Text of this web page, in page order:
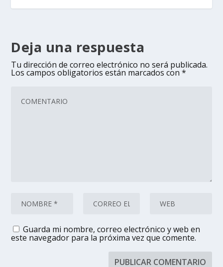
Deja una respuesta
Tu dirección de correo electrónico no será publicada.
Los campos obligatorios están marcados con*
Guarda mi nombre, correo electrónico y web en
este navegador para la próxima vez que comente.